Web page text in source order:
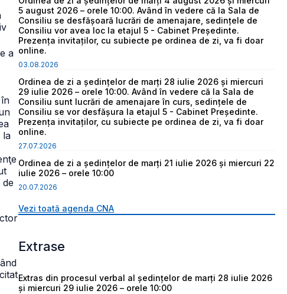
a
la
5 august 2026 – orele 10:00. Având în vedere că la Sala de
Consiliu se desfășoară lucrări de amenajare, sedințele de
Consiliu vor avea loc la etajul 5 - Cabinet Președinte.
Prezența invitaților, cu subiecte pe ordinea de zi, va fi doar
online.
03.08.2026
Ordinea de zi a ședințelor de marți 28 iulie 2026 și miercuri
29 iulie 2026 – orele 10:00. Având în vedere că la Sala de
Consiliu sunt lucrări de amenajare în curs, sedințele de
Consiliu se vor desfășura la etajul 5 - Cabinet Președinte.
Prezența invitaților, cu subiecte pe ordinea de zi, va fi doar
online.
27.07.2026
Ordinea de zi a ședințelor de marți 21 iulie 2026 și miercuri 22
iulie 2026 – orele 10:00
20.07.2026
Vezi toată agenda CNA
Extrase
Extras din procesul verbal al ședințelor de marți 28 iulie 2026
și miercuri 29 iulie 2026 – orele 10:00